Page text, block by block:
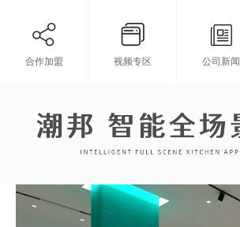
合作加盟 视频专区 公司新闻